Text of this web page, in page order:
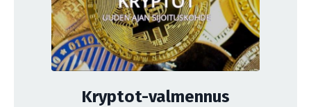
Kryptot-valmennus